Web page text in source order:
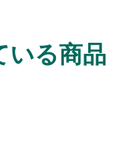
いる商品